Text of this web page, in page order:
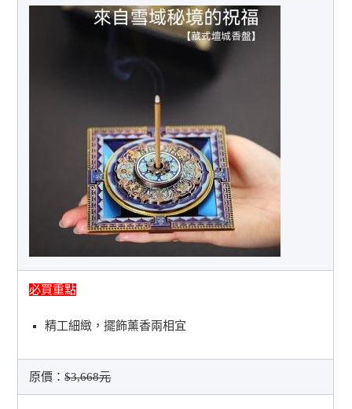
必買重點
精工細緻，擺飾薰香兩相宜
原價：$3,668元